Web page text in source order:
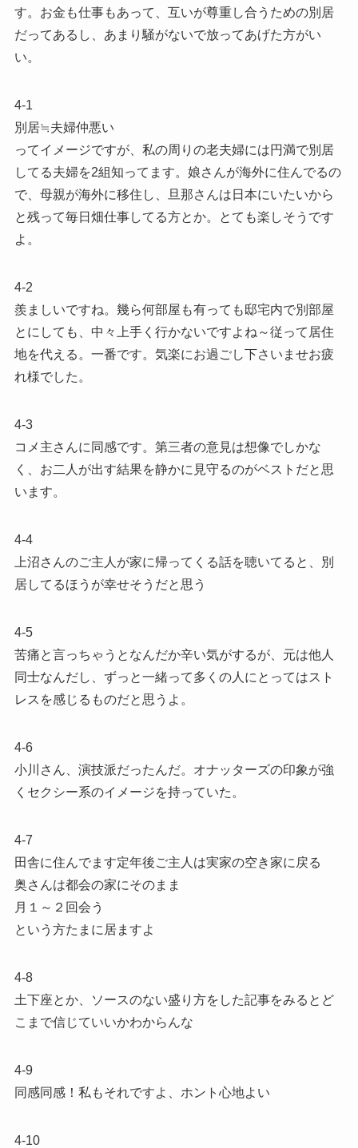
す。お金も仕事もあって、互いが尊重し合うための別居
だってあるし、あまり騒がないで放ってあげた方がい
い。
4-1
別居≒夫婦仲悪い
ってイメージですが、私の周りの老夫婦には円満で別居
してる夫婦を2組知ってます。娘さんが海外に住んでるの
で、母親が海外に移住し、旦那さんは日本にいたいから
と残って毎日畑仕事してる方とか。とても楽しそうです
よ。
4-2
羨ましいですね。幾ら何部屋も有っても邸宅内で別部屋
とにしても、中々上手く行かないですよね～従って居住
地を代える。一番です。気楽にお過ごし下さいませお疲
れ様でした。
4-3
コメ主さんに同感です。第三者の意見は想像でしかな
く、お二人が出す結果を静かに見守るのがベストだと思
います。
4-4
上沼さんのご主人が家に帰ってくる話を聴いてると、別
居してるほうが幸せそうだと思う
4-5
苦痛と言っちゃうとなんだか辛い気がするが、元は他人
同士なんだし、ずっと一緒って多くの人にとってはスト
レスを感じるものだと思うよ。
4-6
小川さん、演技派だったんだ。オナッターズの印象が強
くセクシー系のイメージを持っていた。
4-7
田舎に住んでます定年後ご主人は実家の空き家に戻る
奥さんは都会の家にそのまま
月１～２回会う
という方たまに居ますよ
4-8
土下座とか、ソースのない盛り方をした記事をみるとど
こまで信じていいかわからんな
4-9
同感同感！私もそれですよ、ホント心地よい
4-10